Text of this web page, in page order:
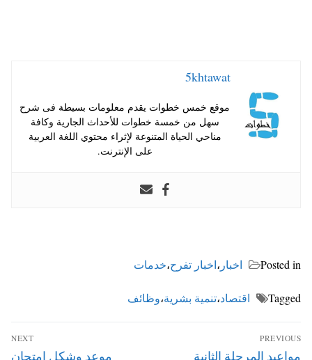
5khtawat
موقع خمس خطوات يقدم معلومات بسيطة فى شرح
سهل من خمسة خطوات للأحداث الجارية وكافة
مناحي الحياة المتنوعة لإثراء محتوي اللغة العربية
على الإنترنت.
Posted in اخبار ،اخبار تفرح،خدمات
Tagged اقتصاد،تنمية بشرية،وظائف
تصفّح
PREVIOUS
Previous
مواعيد المرحلة الثانية
NEXT
Next
موعد وشكل امتحان